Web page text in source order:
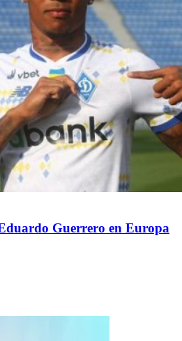
Guerrero en Europa